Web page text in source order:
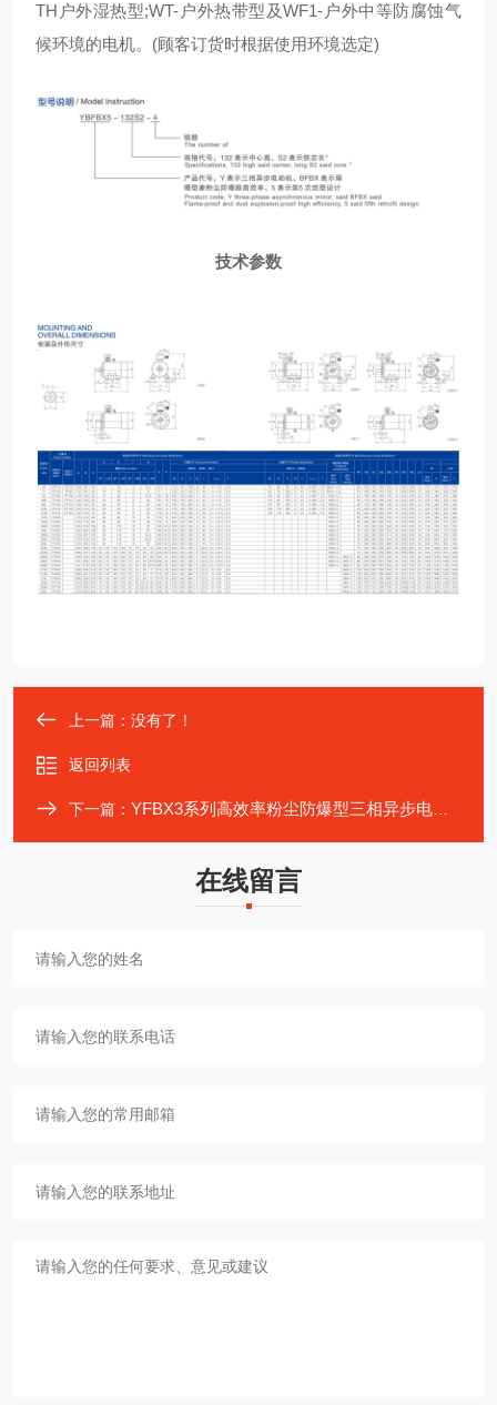
TH户外湿热型;WT-户外热带型及WF1-户外中等防腐蚀气
候环境的电机。(顾客订货时根据使用环境选定)
技术参数
上一篇：没有了！
返回列表
下一篇： YFBX3系列高效率粉尘防爆型三相异步电动机
在线留言